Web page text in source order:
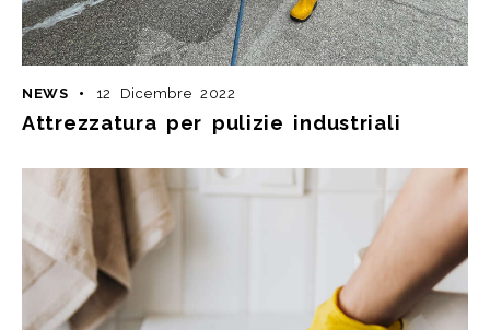
NEWS 12 Dicembre 2022
Attrezzatura per pulizie industriali